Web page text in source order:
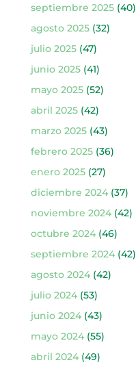
septiembre 2025(40)
agosto 2025(32)
julio 2025(47)
junio 2025(41)
mayo 2025(52)
abril 2025(42)
marzo 2025(43)
febrero 2025(36)
enero 2025(27)
diciembre 2024(37)
noviembre 2024(42)
octubre 2024(46)
septiembre 2024(42)
agosto 2024(42)
julio 2024(53)
junio 2024(43)
mayo 2024(55)
abril 2024(49)